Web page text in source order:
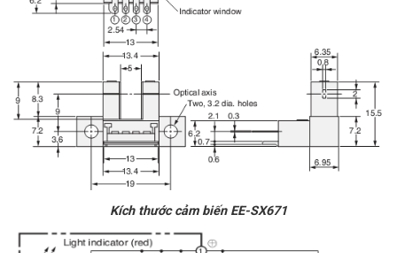
Kích thước cảm biến EE-SX671